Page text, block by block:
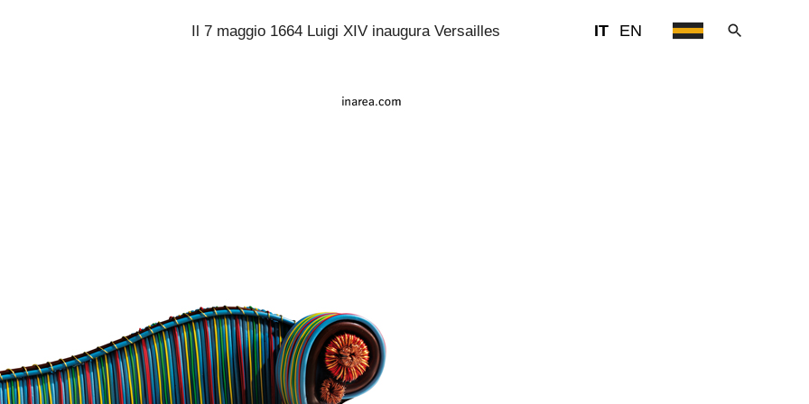
Il 7 maggio 1664 Luigi XIV inaugura Versailles IT EN